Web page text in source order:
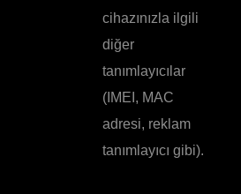
cihazınızla ilgili
diğer
tanımlayıcılar
(IMEI, MAC
adresi, reklam
tanımlayıcı gibi).